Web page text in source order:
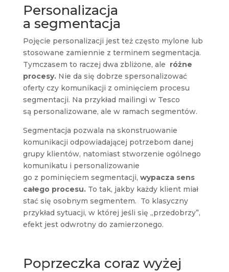
Personalizacja
a segmentacja
Pojęcie personalizacji jest też często mylone lub
stosowane zamiennie z terminem segmentacja.
Tymczasem to raczej dwa zbliżone, ale różne
procesy.Nie da się dobrze spersonalizować
oferty czy komunikacji z ominięciem procesu
segmentacji. Na przykład mailingi w Tesco
są personalizowane, ale w ramach segmentów.
Segmentacja pozwala na skonstruowanie
komunikacji odpowiadającej potrzebom danej
grupy klientów, natomiast stworzenie ogólnego
komunikatu i personalizowanie
go z pominięciem segmentacji, wypacza sens
całego procesu.To tak, jakby każdy klient miał
stać się osobnym segmentem. To klasyczny
przykład sytuacji, w której jeśli się „przedobrzy”,
efekt jest odwrotny do zamierzonego.
Poprzeczka coraz wyżej